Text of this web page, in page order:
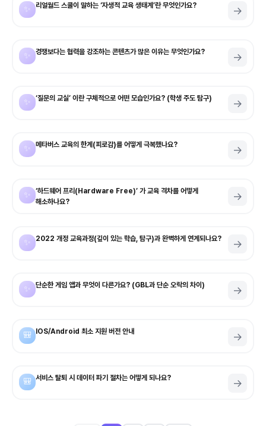
✨ 리얼월드 스쿨이 말하는 ‘자생적 교육 생태계’란 무엇인가요? →
✨ 경쟁보다는 협력을 강조하는 콘텐츠가 많은 이유는 무엇인가요? →
✨ ‘질문의 교실’ 이란 구체적으로 어떤 모습인가요? (학생 주도 탐구) →
✨ 메타버스 교육의 한계(피로감)를 어떻게 극복했나요? →
✨
‘하드웨어 프리(Hardware Free)’ 가 교육 격차를 어떻게
해소하나요?
→
✨ 2022 개정 교육과정(깊이 있는 학습, 탐구)과 완벽하게 연계되나요? →
✨ 단순한 게임 앱과 무엇이 다른가요? (GBL과 단순 오락의 차이) →
🎒 IOS/Android 최소 지원 버전 안내 →
🎒 서비스 탈퇴 시 데이터 파기 절차는 어떻게 되나요? →